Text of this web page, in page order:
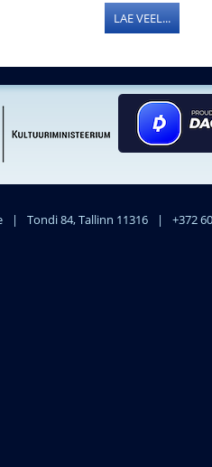
LAE VEEL...
| Tondi 84, Tallinn 11316 | +372